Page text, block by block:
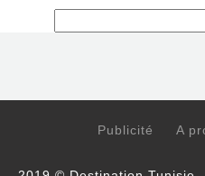
Publicité A